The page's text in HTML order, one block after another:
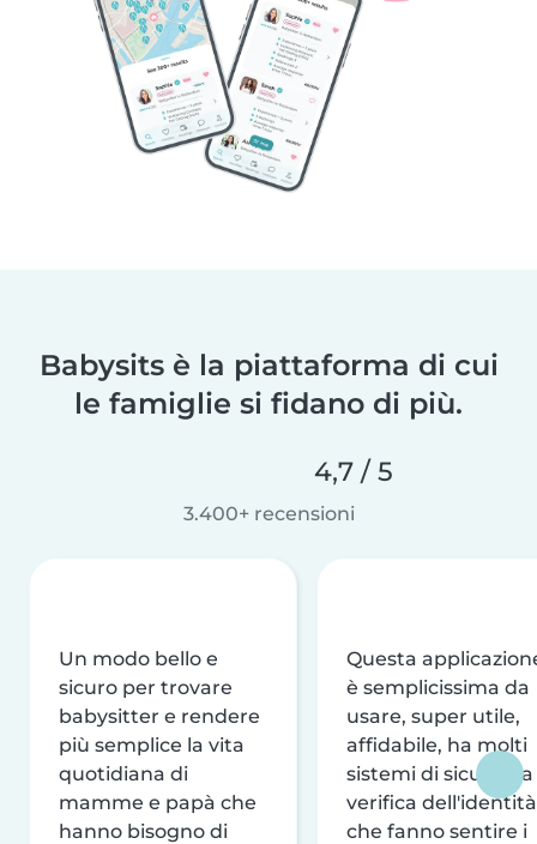
Babysits è la piattaforma di cui
le famiglie si fidano di più.
4,7 / 5
3.400+ recensioni
Un modo bello e
sicuro per trovare
babysitter e rendere
più semplice la vita
quotidiana di
mamme e papà che
hanno bisogno di
Questa
è semplicissima da
usare, super utile,
affidabile, ha molti
sistemi di sicurezza
verifica dell'identità
che fanno sentire i